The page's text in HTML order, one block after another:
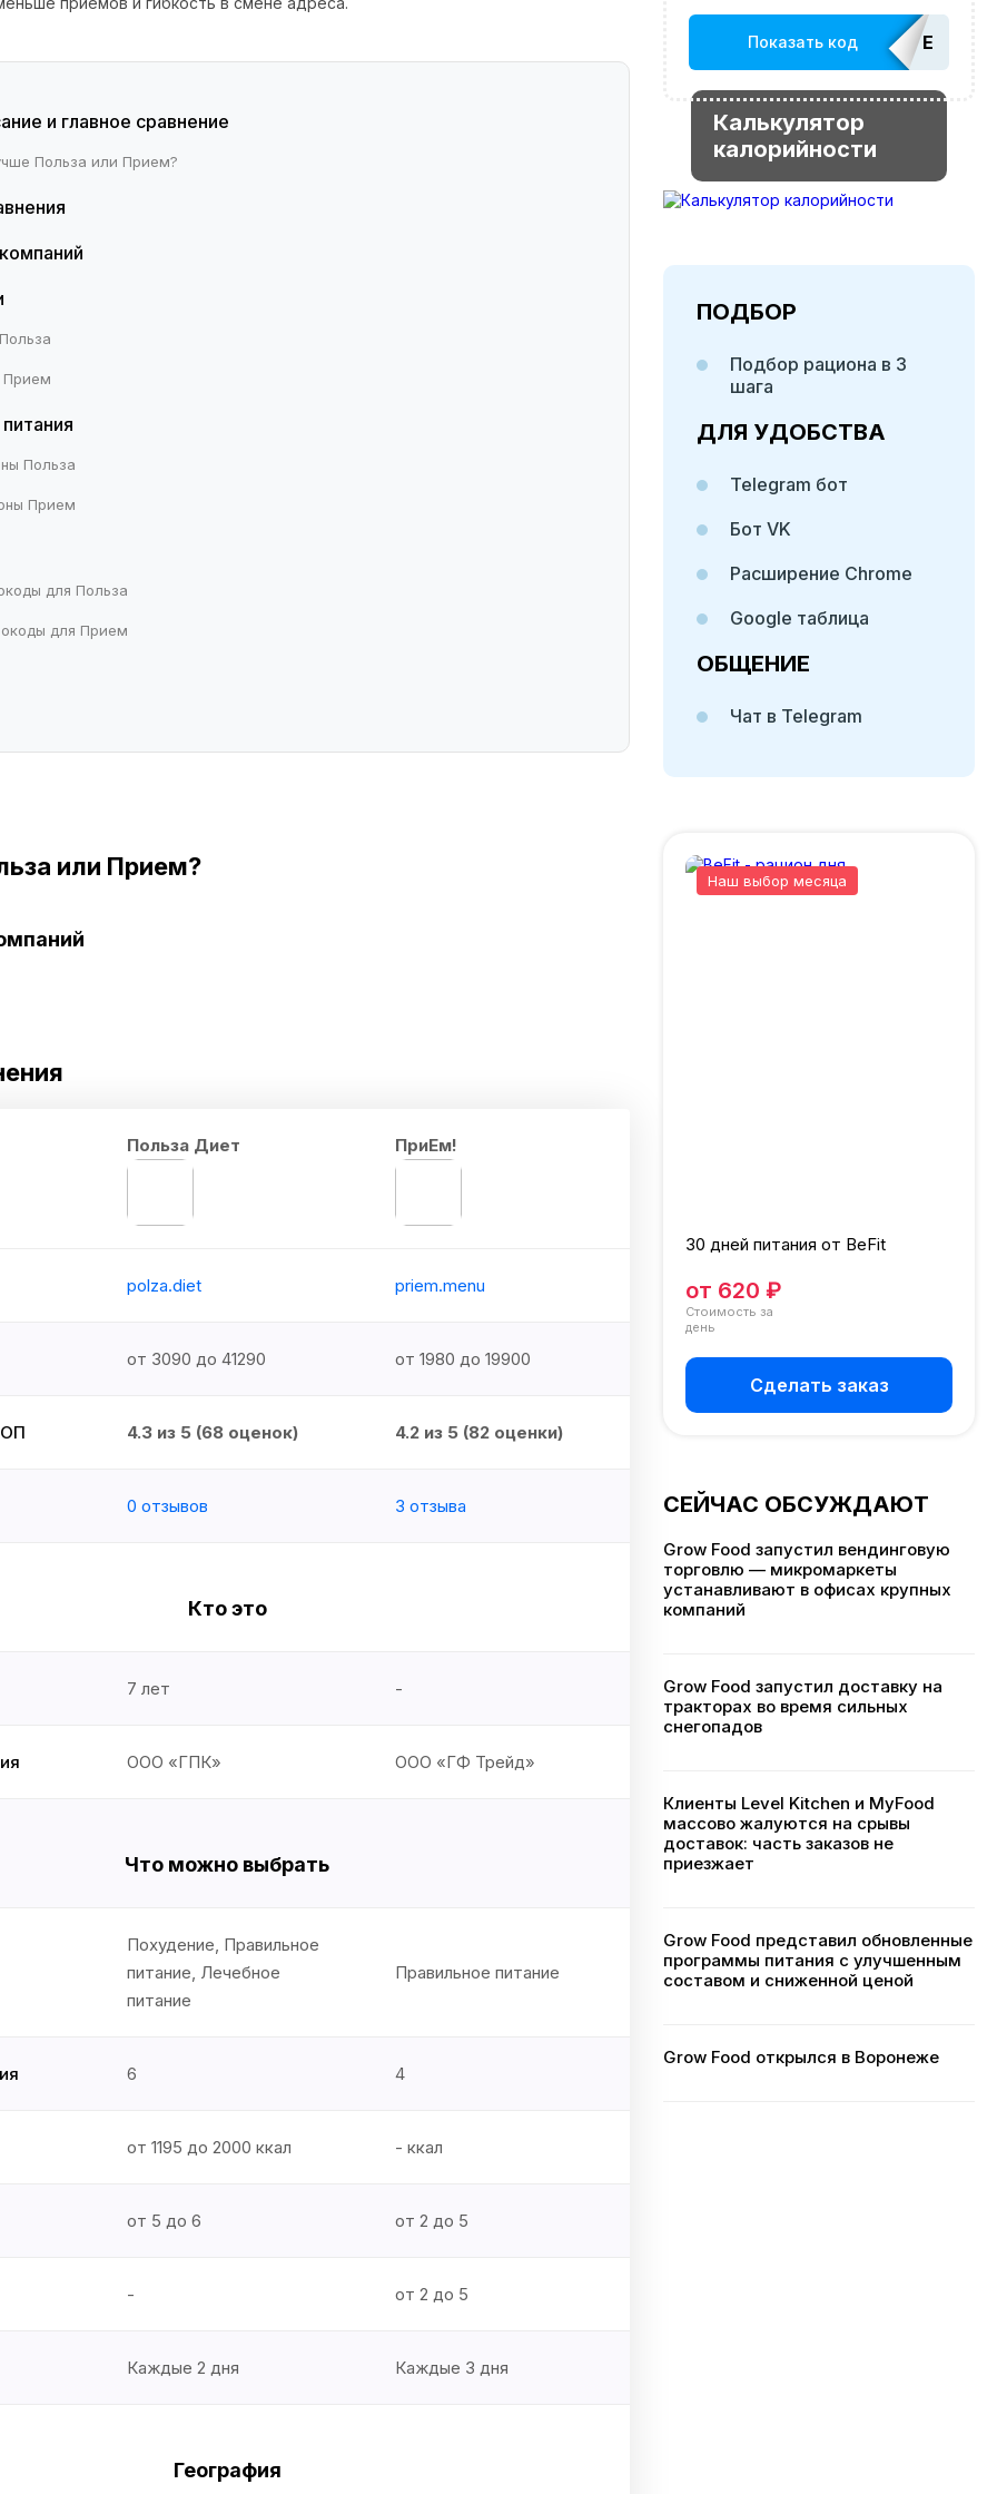
и главное сравнение
Польза или Прием?
Прием
Польза
Прием
для Польза
для Прием
или Прием?
Польза Диет ПриЕм!
polza.diet priem.menu
от 3090 до 41290 от 1980 до 19900
4.3 из 5 (68 оценок) 4.2 из 5 (82 оценки)
0 отзывов 3 отзыва
Кто это
7 лет -
ООО «ГПК» ООО «ГФ Трейд»
Что можно выбрать
Похудение, Правильное
питание, Лечебное
питание
Правильное питание
6 4
от 1195 до 2000 ккал - ккал
от 5 до 6 от 2 до 5
- от 2 до 5
Каждые 2 дня Каждые 3 дня
География
Показать код
Калькулятор
калорийности
ПОДБОР
Подбор рациона в 3
шага
ДЛЯ УДОБСТВА
Telegram бот
Бот VK
Расширение Chrome
Google таблица
ОБЩЕНИЕ
Чат в Telegram
Наш выбор месяца
30 дней питания от BeFit
от 620 ₽
Стоимость за
день
Сделать заказ
СЕЙЧАС ОБСУЖДАЮТ
Grow Food запустил вендинговую
торговлю — микромаркеты
устанавливают в офисах крупных
компаний
Grow Food запустил доставку на
тракторах во время сильных
снегопадов
Клиенты Level Kitchen и MyFood
массово жалуются на срывы
доставок: часть заказов не
приезжает
Grow Food представил обновленные
программы питания с улучшенным
составом и сниженной ценой
Grow Food открылся в Воронеже